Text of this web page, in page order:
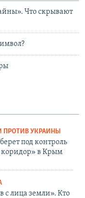
Что скрывают
ПРОТИВ УКРАИНЫ
под контроль
коридор» в Крым
с лица земли». Кто